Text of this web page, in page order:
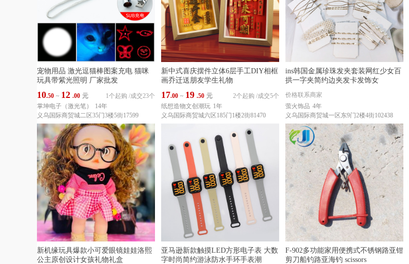
宠物用品 激光逗猫棒图案充电 猫咪
玩具带紫光照明 厂家批发
10.50 ~ 12 .00 元 成交23个
1个起购 /
掌坤电子（激光笔）
14年
义乌国际商贸城二区35门3楼5街17599
新中式喜庆摆件立体6层手工DIY相框
画乔迁送朋友学生礼物
17.00 ~ 19 .50 元 成交5个
2个起购 /
纸想造物文创潮玩 1年
义乌国际商贸城六区185门1楼2街81470
ins韩国金属珍珠发夹套装网红少女百
拱一字夹简约边夹发卡发饰女
价格联系商家
萤火饰品 4年
义乌国际商贸城一区东9门2楼4街102438
新机缘玩具爆款小可爱眼镜娃娃洛熙
公主原创设计女孩礼物礼盒
亚马逊新款触摸LED方形电子表 大数
字时尚简约游泳防水手环手表潮
F-902多功能家用便携式不锈钢路亚钳
剪刀船钓路亚海钓 scissors